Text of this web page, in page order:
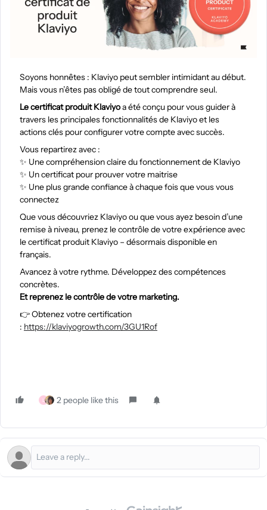
Soyons honnêtes : Klaviyo peut sembler intimidant au début.
Mais vous n’êtes pas obligé de tout comprendre seul.
Le certificat produit Klaviyoa été conçu pour vous guider à
travers les principales fonctionnalités de Klaviyo et les
actions clés pour configurer votre compte avec succès.
Vous repartirez avec :
✨ Une compréhension claire du fonctionnement de Klaviyo
✨ Un certificat pour prouver votre maitrise
✨ Une plus grande confiance à chaque fois que vous vous
connectez
Que vous découvriez Klaviyo ou que vous ayez besoin d’une
remise à niveau, prenez le contrôle de votre expérience avec
le certificat produit Klaviyo – désormais disponible en
français.
Avancez à votre rythme. Développez des compétences
concrètes.
Et reprenez le contrôle de votre marketing.
👉 Obtenez votre certification
: https://klaviyogrowth.com/3GU1Rof
L 2 people like this